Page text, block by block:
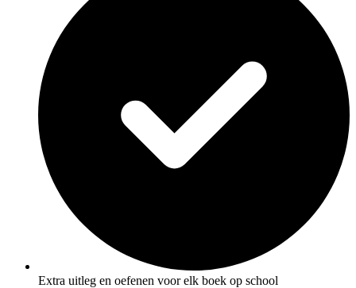
Extra uitleg en oefenen voor elk boek op school